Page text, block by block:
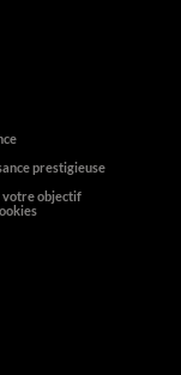
prestigieuse
votre objectif